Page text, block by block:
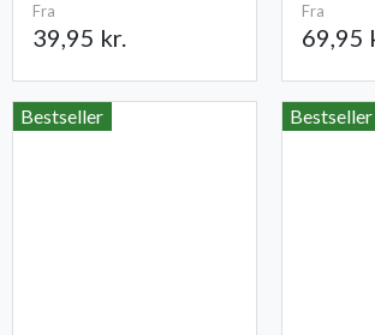
Fra
39,95 kr.
Fra
69,95
Bestseller Bestseller